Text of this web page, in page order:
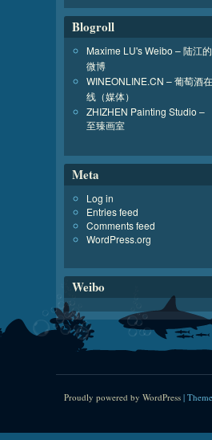
Blogroll
Maxime LU's Weibo – 陆江的
微博
WINEONLINE.CN – 葡萄酒在
线（媒体）
ZHIZHEN Painting Studio –
至臻画室
Meta
Log in
Entries feed
Comments feed
WordPress.org
Weibo
Proudly powered by WordPress |